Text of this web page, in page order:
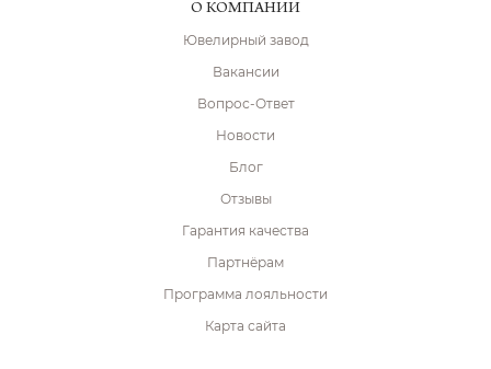
О КОМПАНИИ
Ювелирный завод
Вакансии
Вопрос-Ответ
Новости
Блог
Отзывы
Гарантия качества
Партнёрам
Программа лояльности
Карта сайта